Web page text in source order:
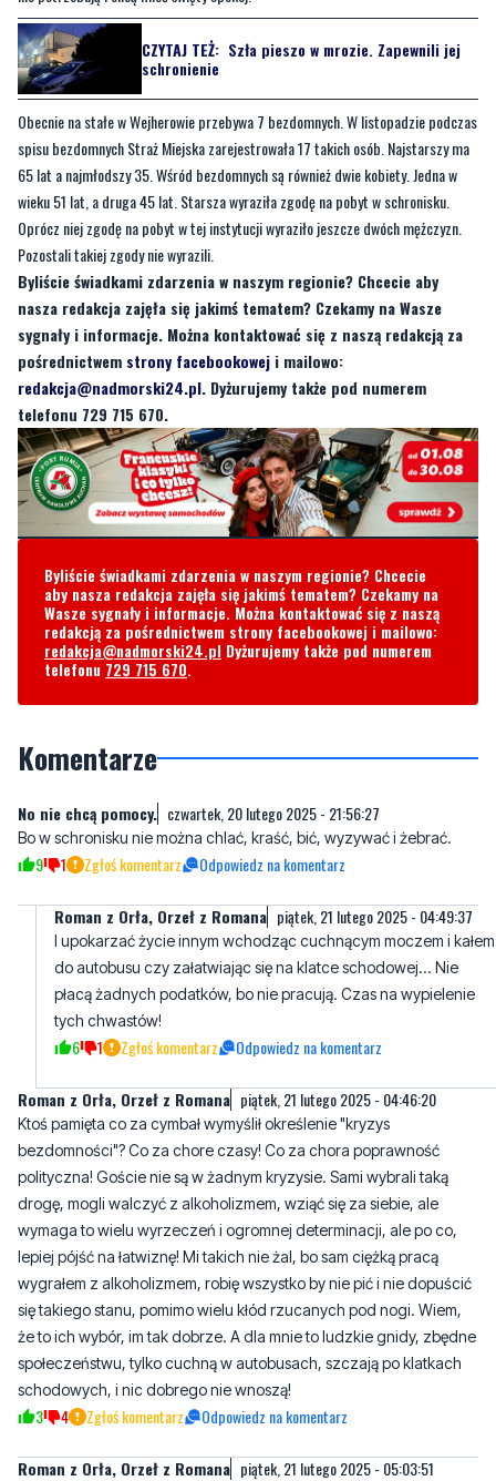
Obecnie na stałe w Wejherowie przebywa 7 bezdomnych. W listopadzie podczas
spisu bezdomnych Straż Miejska zarejestrowała 17 takich osób. Najstarszy ma
65 lat a najmłodszy 35. Wśród bezdomnych są również dwie kobiety. Jedna w
wieku 51 lat, a druga 45 lat. Starsza wyraziła zgodę na pobyt w schronisku.
Oprócz niej zgodę na pobyt w tej instytucji wyraziło jeszcze dwóch mężczyzn.
Pozostali takiej zgody nie wyrazili.
Byliście świadkami zdarzenia w naszym regionie? Chcecie aby
nasza redakcja zajęła się jakimś tematem? Czekamy na Wasze
sygnały i informacje. Można kontaktować się z naszą redakcją za
pośrednictwemstrony facebookoweji mailowo:
redakcja@nadmorski24.pl. Dyżurujemy także pod numerem
telefonu 729 715 670.
Byliście świadkami zdarzenia w naszym regionie? Chcecie
aby nasza redakcja zajęła się jakimś tematem? Czekamy na
Wasze sygnały i informacje. Można kontaktować się z naszą
redakcja@nadmorski24.plDyżurujemy także pod numerem
telefonu729 715 670.
Komentarze
Bo w schronisku nie można chlać, kraść, bić, wyzywać i żebrać.
Roman z Orła, Orzeł z Romana piątek, 21 lutego 2025 - 04:49:37
I upokarzać życie innym wchodząc cuchnącym moczem i kałem
płacą żadnych podatków, bo nie pracują. Czas na wypielenie
tych chwastów!
6 1 Zgłoś komentarz Odpowiedz na komentarz
Roman z Orła, Orzeł z Romana
Ktoś pamięta co za cymbał wymyślił określenie "kryzys
polityczna! Goście nie są w żadnym kryzysie. Sami wybrali taką
drogę, mogli walczyć z alkoholizmem, wziąć się za siebie, ale
wymaga to wielu wyrzeczeń i ogromnej determinacji, ale po co,
lepiej pójść na łatwiznę! Mi takich nie żal, bo sam ciężką pracą
wygrałem z alkoholizmem, robię wszystko by nie pić i nie dopuścić
się takiego stanu, pomimo wielu kłód rzucanych pod nogi. Wiem,
że to ich wybór, im tak dobrze. A dla mnie to ludzkie gnidy, zbędne
społeczeństwu, tylko cuchną w autobusach, szczają po klatkach
schodowych, i nic dobrego nie wnoszą!
3 4 Zgłoś komentarz Odpowiedz na komentarz
Roman z Orła, Orzeł z Romana piątek, 21 lutego 2025 - 05:03:51
Jedyny kryzys jaki znam to Kryzys Pisiorów...